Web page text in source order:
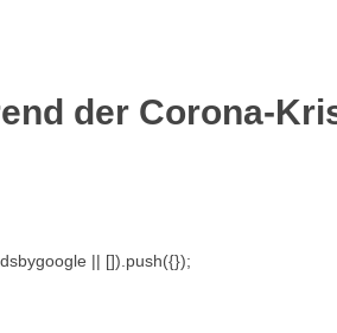
der Corona-
|| []).push({});